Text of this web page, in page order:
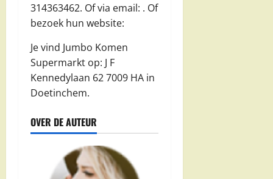
314363462. Of via email: . Of
bezoek hun website:
Je vind Jumbo Komen
Supermarkt op: J F
Kennedylaan 62 7009 HA in
Doetinchem.
OVER DE AUTEUR